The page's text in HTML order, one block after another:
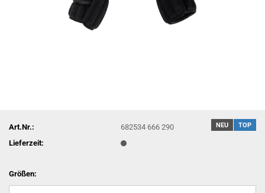
NEU TOP
Art.Nr.:
682534 666 290
Lieferzeit:
Größen: